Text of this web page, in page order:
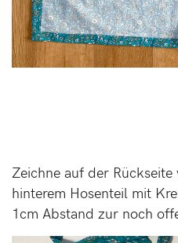
Zeichne auf der
hinterem Hosenteil mit
1cm Abstand zur noch